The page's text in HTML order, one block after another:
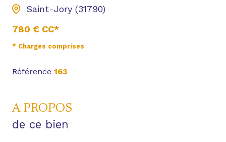
Saint-Jory (31790)
780 € CC*
* Charges comprises
Référence 163
A PROPOS
de ce bien